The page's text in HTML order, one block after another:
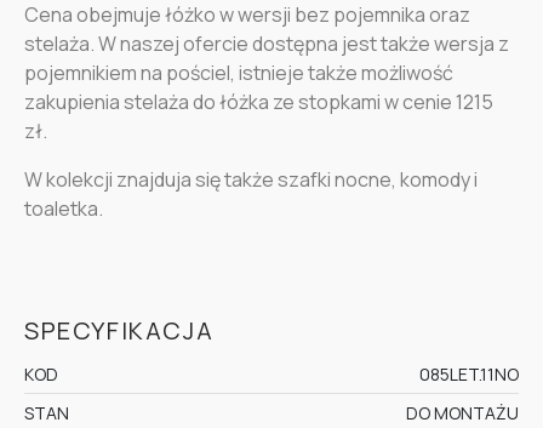
Cena obejmuje łóżko w wersji bez pojemnika oraz
stelaża. W naszej ofercie dostępna jest także wersja z
pojemnikiem na pościel, istnieje także możliwość
zakupienia stelaża do łóżka ze stopkami w cenie 1215
zł.
W kolekcji znajduja się także szafki nocne, komody i
toaletka.
SPECYFIKACJA
KOD
085LET.11NO
STAN
DO MONTAŻU